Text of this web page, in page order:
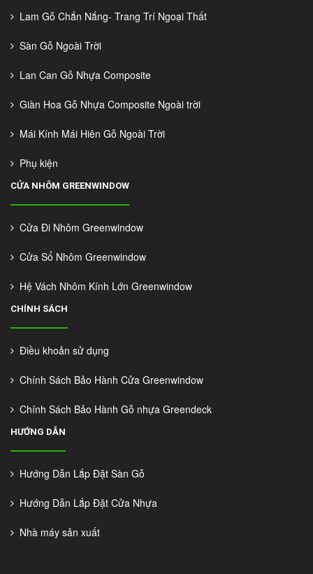
Lam Gỗ Chắn Nắng- Trang Trí Ngoại Thất
Sàn Gỗ Ngoài Trời
Lan Can Gỗ Nhựa Composite
Giàn Hoa Gỗ Nhựa Composite Ngoài trời
Mái Kính Mái Hiên Gỗ Ngoài Trời
Phụ kiện
CỬA NHÔM GREENWINDOW
Cửa Đi Nhôm Greenwindow
Cửa Sổ Nhôm Greenwindow
Hệ Vách Nhôm Kính Lớn Greenwindow
CHÍNH SÁCH
Điều khoản sử dụng
Chính Sách Bảo Hành Cửa Greenwindow
Chính Sách Bảo Hành Gỗ nhựa Greendeck
HƯỚNG DẪN
Hướng Dẫn Lắp Đặt Sàn Gỗ
Hướng Dẫn Lắp Đặt Cửa Nhựa
Nhà máy sản xuất